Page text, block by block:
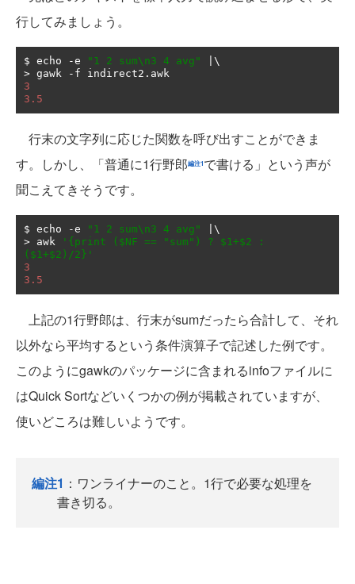
行してみましょう。
$ echo -e "1 2 sum\n3 4 avg"
> gawk - f indirect2 .
3
3.5
行末の文字列に応じた関数を呼び出すことができま
す。しかし、「普通に1行野郎編注1で書ける」という声が
聞こえてきそうです。
$ echo -e "1 2 sum\n3 4 avg"
> awk
'{print ($NF == "sum") ? $1+$2 :
($1+$2)/2}'
3
3.5
上記の1行野郎は、行末がsumだったら合計して、それ
以外なら平均するという条件演算子で記述した例です。
このようにgawkのパッケージに含まれるinfoファイルに
はQuick Sortなどいくつかの例が掲載されていますが、
使いどころは難しいようです。
編注1 ：ワンライナーのこと。1行で必要な処理を
書き切る。